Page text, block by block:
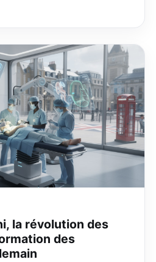
la révolution des
des